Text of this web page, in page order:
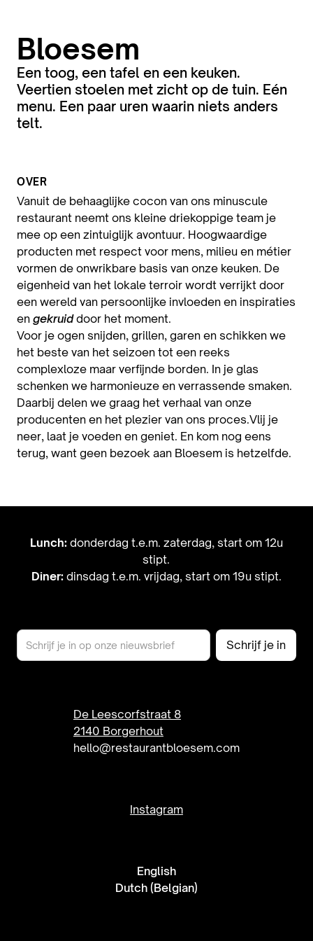
Bloesem
Een toog, een tafel en een keuken.
Veertien stoelen met zicht op de tuin. Eén
menu. Een paar uren waarin niets anders
telt.
OVER
Vanuit de behaaglijke cocon van ons minuscule
restaurant neemt ons kleine driekoppige team je
mee op een zintuiglijk avontuur. Hoogwaardige
producten met respect voor mens, milieu en métier
vormen de onwrikbare basis van onze keuken. De
eigenheid van het lokale terroir wordt verrijkt door
een wereld van persoonlijke invloeden en inspiraties
en gekruiddoor het moment.
Voor je ogen snijden, grillen, garen en schikken we
het beste van het seizoen tot een reeks
complexloze maar verfijnde borden. In je glas
schenken we harmonieuze en verrassende smaken.
Daarbij delen we graag het verhaal van onze
producenten en het plezier van ons proces.Vlij je
neer, laat je voeden en geniet. En kom nog eens
terug, want geen bezoek aan Bloesem is hetzelfde.
Lunch:donderdag t.e.m. zaterdag, start om 12u
stipt.
Diner:dinsdag t.e.m. vrijdag, start om 19u stipt.
De Leescorfstraat 8
2140 Borgerhout
hello@restaurantbloesem.com
Instagram
English
Dutch (Belgian)